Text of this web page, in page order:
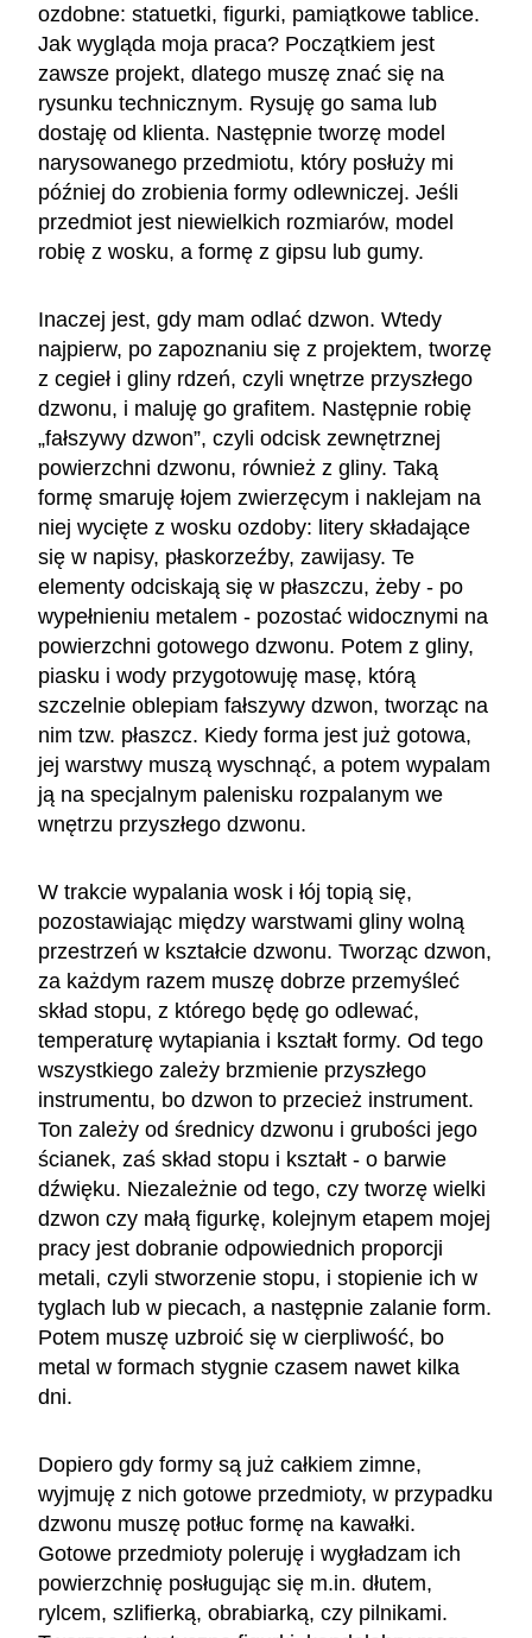
ozdobne: statuetki, figurki, pamiątkowe tablice.
Jak wygląda moja praca? Początkiem jest
zawsze projekt, dlatego muszę znać się na
rysunku technicznym. Rysuję go sama lub
dostaję od klienta. Następnie tworzę model
narysowanego przedmiotu, który posłuży mi
później do zrobienia formy odlewniczej. Jeśli
przedmiot jest niewielkich rozmiarów, model
robię z wosku, a formę z gipsu lub gumy.
Inaczej jest, gdy mam odlać dzwon. Wtedy
najpierw, po zapoznaniu się z projektem, tworzę
z cegieł i gliny rdzeń, czyli wnętrze przyszłego
dzwonu, i maluję go grafitem. Następnie robię
„fałszywy dzwon”, czyli odcisk zewnętrznej
powierzchni dzwonu, również z gliny. Taką
formę smaruję łojem zwierzęcym i naklejam na
niej wycięte z wosku ozdoby: litery składające
się w napisy, płaskorzeźby, zawijasy. Te
elementy odciskają się w płaszczu, żeby - po
wypełnieniu metalem - pozostać widocznymi na
powierzchni gotowego dzwonu. Potem z gliny,
piasku i wody przygotowuję masę, którą
szczelnie oblepiam fałszywy dzwon, tworząc na
nim tzw. płaszcz. Kiedy forma jest już gotowa,
jej warstwy muszą wyschnąć, a potem wypalam
ją na specjalnym palenisku rozpalanym we
wnętrzu przyszłego dzwonu.
W trakcie wypalania wosk i łój topią się,
pozostawiając między warstwami gliny wolną
przestrzeń w kształcie dzwonu. Tworząc dzwon,
za każdym razem muszę dobrze przemyśleć
skład stopu, z którego będę go odlewać,
temperaturę wytapiania i kształt formy. Od tego
wszystkiego zależy brzmienie przyszłego
instrumentu, bo dzwon to przecież instrument.
Ton zależy od średnicy dzwonu i grubości jego
ścianek, zaś skład stopu i kształt - o barwie
dźwięku. Niezależnie od tego, czy tworzę wielki
dzwon czy małą figurkę, kolejnym etapem mojej
pracy jest dobranie odpowiednich proporcji
metali, czyli stworzenie stopu, i stopienie ich w
tyglach lub w piecach, a następnie zalanie form.
Potem muszę uzbroić się w cierpliwość, bo
metal w formach stygnie czasem nawet kilka
dni.
Dopiero gdy formy są już całkiem zimne,
wyjmuję z nich gotowe przedmioty, w przypadku
dzwonu muszę potłuc formę na kawałki.
Gotowe przedmioty poleruję i wygładzam ich
powierzchnię posługując się m.in. dłutem,
rylcem, szlifierką, obrabiarką, czy pilnikami.